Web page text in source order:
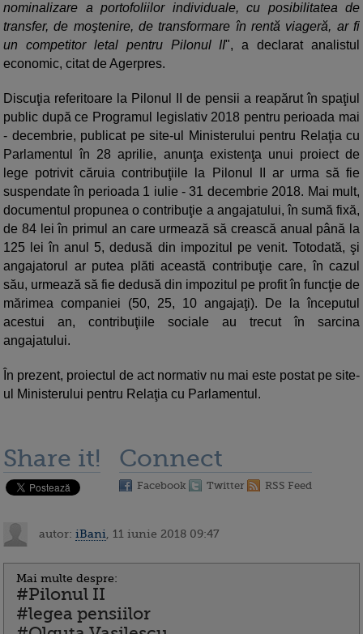
nominalizare a portofoliilor individuale, cu posibilitatea de
transfer, de moştenire, de transformare în rentă viageră, ar fi
un competitor letal pentru Pilonul II", a declarat analistul
economic, citat de Agerpres.
Discuţia referitoare la Pilonul II de pensii a reapărut în spaţiul
public după ce Programul legislativ 2018 pentru perioada mai
- decembrie, publicat pe site-ul Ministerului pentru Relaţia cu
Parlamentul în 28 aprilie, anunţa existenţa unui proiect de
lege potrivit căruia contribuţiile la Pilonul II ar urma să fie
suspendate în perioada 1 iulie - 31 decembrie 2018. Mai mult,
documentul propunea o contribuţie a angajatului, în sumă fixă,
de 84 lei în primul an care urmează să crească anual până la
125 lei în anul 5, dedusă din impozitul pe venit. Totodată, şi
angajatorul ar putea plăti această contribuţie care, în cazul
său, urmează să fie dedusă din impozitul pe profit în funcţie de
mărimea companiei (50, 25, 10 angajaţi). De la începutul
acestui an, contribuţiile sociale au trecut în sarcina
angajatului.
În prezent, proiectul de act normativ nu mai este postat pe site-
ul Ministerului pentru Relaţia cu Parlamentul.
Share it! Connect
Facebook Twitter RSS Feed
autor: iBani , 11 iunie 2018 09:47
Mai multe despre:
#Pilonul II
#legea pensiilor